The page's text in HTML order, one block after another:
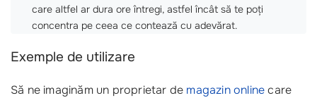
care altfel ar dura ore întregi, astfel încât să te poți
concentra pe ceea ce contează cu adevărat.
Exemple de utilizare
Să ne imaginăm un proprietar de magazin onlinecare